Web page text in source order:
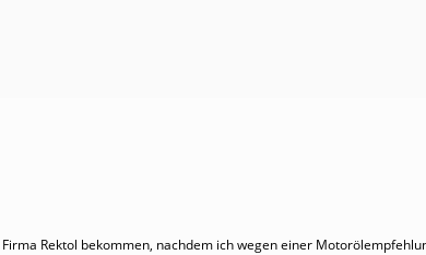
Rektol bekommen, nachdem ich wegen einer